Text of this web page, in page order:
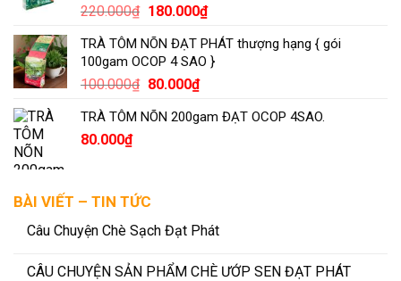
70.000₫.
220.000₫ Giá
là:
220.000₫.
180.000₫Giá
tại
là:
TRÀ TÔM NÕN ĐẠT PHÁT thượng hạng { gói
100gam OCOP 4 SAO }
100.000₫ Giá
là:
80.000₫Giá
tại
TRÀ TÔM NÕN 200gam ĐẠT OCOP 4SAO.
80.000₫
BÀI VIẾT – TIN TỨC
Câu Chuyện Chè Sạch Đạt Phát
CÂU CHUYỆN SẢN PHẨM CHÈ ƯỚP SEN ĐẠT PHÁT